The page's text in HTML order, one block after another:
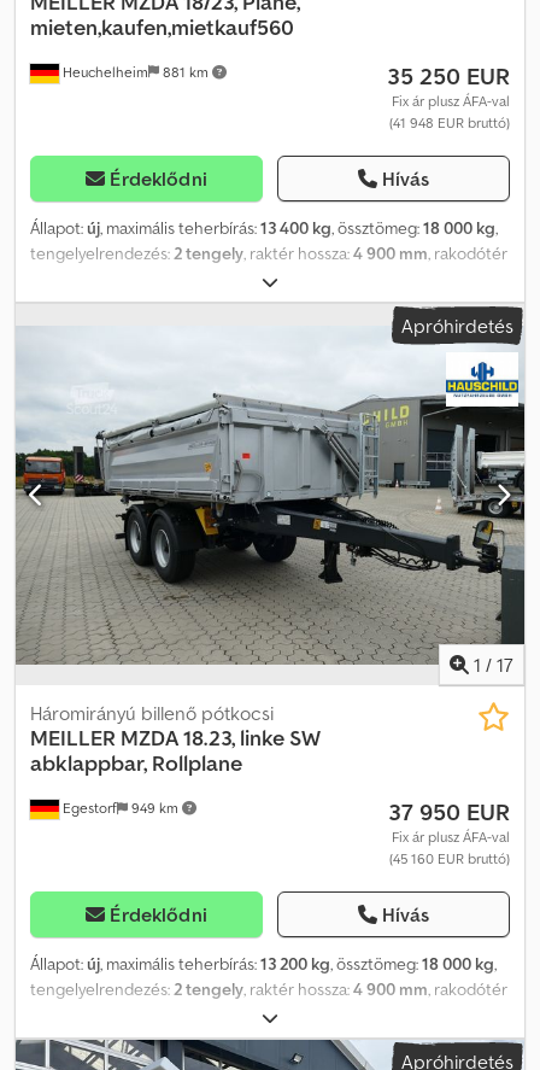
Heuchelheim 881 km
mieten,kaufen,mietkauf560
35 250 EUR
Fix ár plusz ÁFA-val
(41 948 EUR bruttó)
Érdeklődni Hívás
Állapot:új, maximális teherbírás:13 400 kg, össztömeg:18 000 kg,
tengelyelrendezés:2 tengely, raktér hossza:4 900 mm, rakodótér
, raktérmagasság:
térfogata:10 m³, Felszereltség:ABS, hengerről hátsó fal
excenteres zárral rugóval tehermentesített, lengő és lehajtható
bal oldali fal lengő jobb oldali fal lengő hátsó fal 5 mm-es HBW 450-
es padlólemez (Hardox® 450 vagy azzal egyenértékű anyag) BPW
tengelyek tárcsafékek 22,5"-os felnihez ET120-as behelyezési
mélység légrugós billenőplatós szín: tiszta fehér RAL 9010 Crodsy
Ngwzopfx Angof kiváló felszereltség bérlés, vásárlás, lízing bérlés
540 eurótól havonta (nettó, teljes körű szolgáltatással, a futamidő
függvényében változó bérleti díjak) az összes információ itt
található: / lízing példa: 560 euró havonta (nettó), 48 hónapos
futamidővel, 7500 eurós (nettó) előleg befizetésével és 5000
eurós (nettó) végső részlettel az összes adat nettó, amelyhez
hozzáadódik az ÁFA, és a jó hitelképesség feltétele
Apróhirdetés
1 / 17
Egestorf 949 km
Háromirányú billenő pótkocsi
MEILLER MZDA 18.23, linke SW
abklappbar, Rollplane
37 950 EUR
Fix ár plusz ÁFA-val
(45 160 EUR bruttó)
Érdeklődni Hívás
Állapot:új, maximális teherbírás:13 200 kg, össztömeg:18 000 kg,
tengelyelrendezés:2 tengely, raktér hossza:4 900 mm, rakodótér
, raktérmagasság:
Fék: * Wabco TEBS-E / ABS (elektronikus fékrendszer RSS-sel) *
Vészlazító berendezés rugóerőtárolós munkahengerekhez * 420
Apróhirdetés